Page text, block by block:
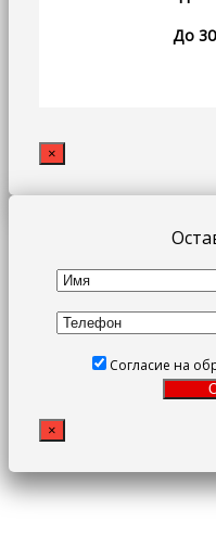
До
×
Согласие на
×